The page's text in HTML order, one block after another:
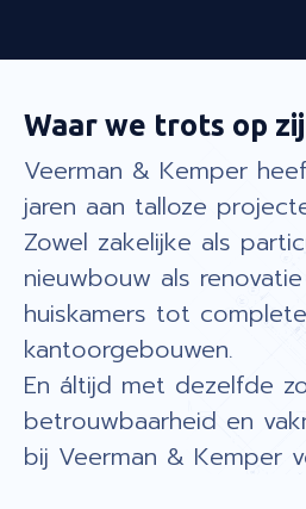
Waar we trots op
Veerman & Kemper
jaren aan talloze
Zowel zakelijke als
nieuwbouw als
huiskamers tot complete
kantoorgebouwen.
En áltijd met dezelfde
betrouwbaarheid en
bij Veerman & Kemper